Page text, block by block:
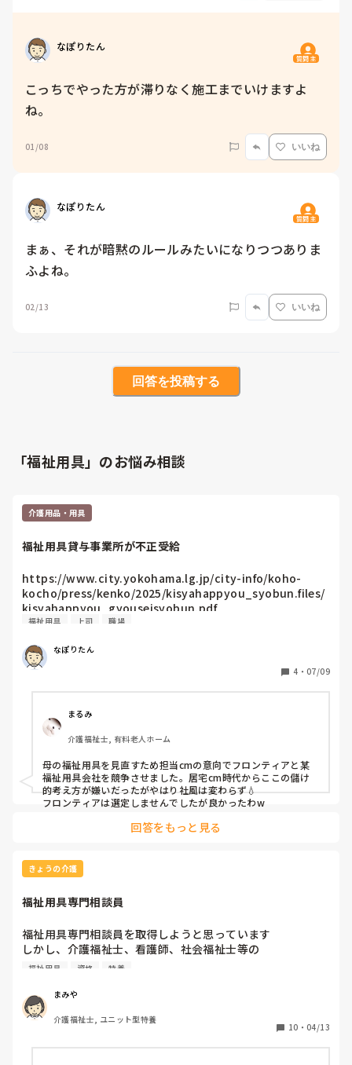
なぽりたん
質問主
こっちでやった方が滞りなく施工までいけますよ
ね。
01/08 いいね
なぽりたん
質問主
まぁ、それが暗黙のルールみたいになりつつありま
ふよね。
02/13 いいね
回答を投稿する
「福祉用具」のお悩み相談
介護用品・用具
福祉用具貸与事業所が不正受給
https://www.city.yokohama.lg.jp/city-info/koho-
kocho/press/kenko/2025/kisyahappyou_syobun.files/
kisyahappyou_gyouseisyobun.pdf
福祉用具貸与事業所界隈ではわりと大きなニュースになって
う見られがちなので、いい迷惑と言いますか…
しかも、コレだけ大きな会社でもこんなことやってるの？と
業界に対する不信感も出ますよね…
ノルマが厳しかったり、営業マン個人では難しいと思うの
で、社風としてある程度当たり前になってたのか…
る話って聞いたりしますか？
福祉用具 上司 職場
なぽりたん
4 ・ 07/09
まるみ
介護福祉士, 有料老人ホーム
母の福祉用具を見直すため担当cmの意向でフロンティアと某
福祉用具会社を競争させました。居宅cm時代からここの儲け
的考え方が嫌いだったがやはり社風は変わらず💧
フロンティアは選定しませんでしたが良かったわw
回答をもっと見る
きょうの介護
福祉用具専門相談員
福祉用具専門相談員を取得しようと思っています
しかし、介護福祉士、看護師、社会福祉士等の
資格を得ている方は講習を受けなくても
福祉用具に興味があるので再度学びたいとも
思いましたが、介護福祉士を取得してるのに
福祉用具 資格 特養
まみや
介護福祉士, ユニット型特養
10 ・ 04/13